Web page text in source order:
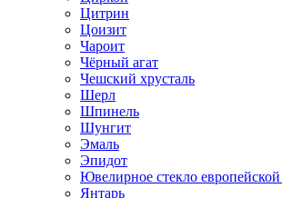
Цитрин
Цоизит
Чароит
Чёрный агат
Чешский хрусталь
Шерл
Шпинель
Шунгит
Эмаль
Эпидот
Ювелирное стекло
Янтарь